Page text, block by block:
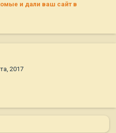
и дали ваш сайт в
2017